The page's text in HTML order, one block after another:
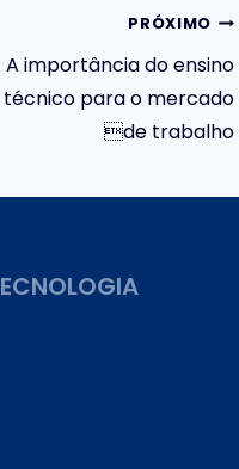
PRÓXIMO
A importância do ensino
técnico para o mercado
de trabalho